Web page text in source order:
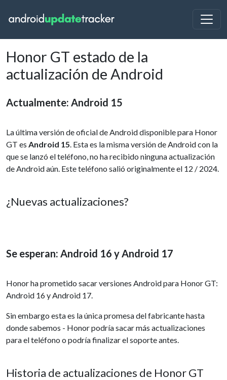
Honor GT estado de la
actualización de Android
Actualmente: Android 15
La última versión de oficial de Android disponible para Honor
GT es Android 15. Esta es la misma versión de Android con la
que se lanzó el teléfono, no ha recibido ninguna actualización
de Android aún. Este teléfono salió originalmente el 12 / 2024.
¿Nuevas actualizaciones?
Se esperan: Android 16 y Android 17
Honor ha prometido sacar versiones Android para Honor GT:
Android 16 y Android 17.
Sin embargo esta es la única promesa del fabricante hasta
donde sabemos - Honor podría sacar más actualizaciones
para el teléfono o podría finalizar el soporte antes.
Historia de actualizaciones de Honor GT